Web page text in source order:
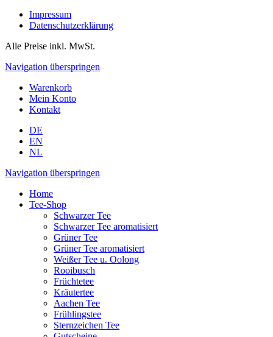
Impressum
Datenschutzerklärung
Alle Preise inkl. MwSt.
Navigation überspringen
Warenkorb
Mein Konto
Kontakt
DE
EN
NL
Navigation überspringen
Home
Tee-Shop
Schwarzer Tee
Schwarzer Tee aromatisiert
Grüner Tee
Grüner Tee aromatisiert
Weißer Tee u. Oolong
Rooibusch
Früchtetee
Kräutertee
Aachen Tee
Frühlingstee
Sternzeichen Tee